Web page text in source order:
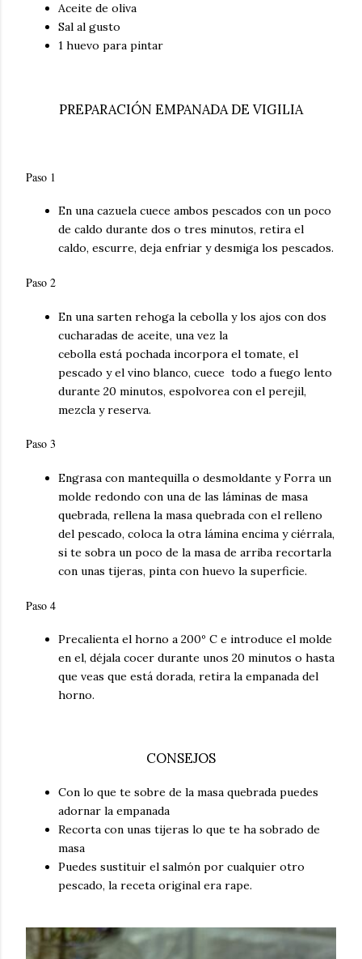
Aceite de oliva
Sal al gusto
1 huevo para pintar
PREPARACIÓN EMPANADA DE VIGILIA
Paso 1
En una cazuela cuece ambos pescados con un poco
de caldo durante dos o tres minutos, retira el
caldo, escurre, deja enfriar ydesmiga los pescados.
Paso 2
En una sarten rehoga la cebolla y los ajos con dos
cucharadas de aceite, una vez la
cebolla está pochada incorpora el tomate, el
pescado y el vino blanco, cuece todo a fuego lento
durante 20 minutos, espolvorea con el perejil,
mezcla y reserva.
Paso 3
Engrasa con mantequilla o desmoldante y Forra un
molde redondo con una de las láminas de masa
quebrada, rellena la masa quebrada con el relleno
del pescado, coloca la otra lámina encima y ciérrala,
si te sobra un poco de la masa de arriba recortarla
con unas tijeras, pinta con huevo la superficie.
Paso 4
Precalienta el horno a 200º C e introduce el molde
en el, déjala cocer durante unos 20 minutos o hasta
que veas que está dorada, retira la empanada del
horno.
CONSEJOS
Con lo que te sobre de la masa quebrada puedes
adornar la empanada
Recorta con unas tijeras lo que te ha sobrado de
masa
Puedes sustituir el salmón por cualquier otro
pescado, la receta original era rape.